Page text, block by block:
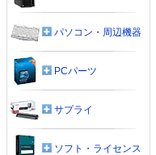
パソコン・周辺機器
PCパーツ
サプライ
ソフト・ライセンス